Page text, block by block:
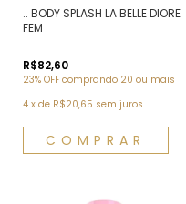
.. BODY SPLASH LA BELLE DIORE
FEM
R$82,60
23% OFF comprando 20 ou mais
4 x de R$20,65 sem juros